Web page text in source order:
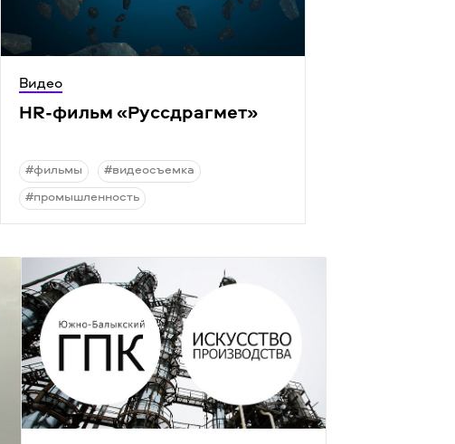
Видео
HR-фильм «Руссдрагмет»
#фильмы
#видеосъемка
#промышленность